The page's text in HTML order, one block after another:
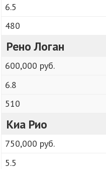
6.5
480
Рено Логан
600,000 руб.
6.8
510
Киа Рио
750,000 руб.
5.5